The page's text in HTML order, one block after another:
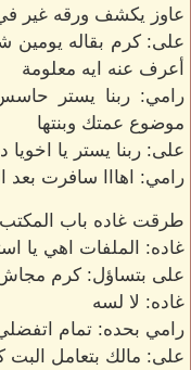
عاوز يكشف ورقه غير
على: كرم بقاله يومين
أعرف عنه ايه معلومة
رامي: ربنا يستر
موضوع عمتك وبنتها
على: ربنا يستر يا
رامي: اهااا سافرت بعد
طرقت غاده باب
غاده: الملفات اهي يا
على بتساؤل: كرم مجاش
غاده: لا لسه
رامي بحده: تمام
على: مالك بتعامل البت